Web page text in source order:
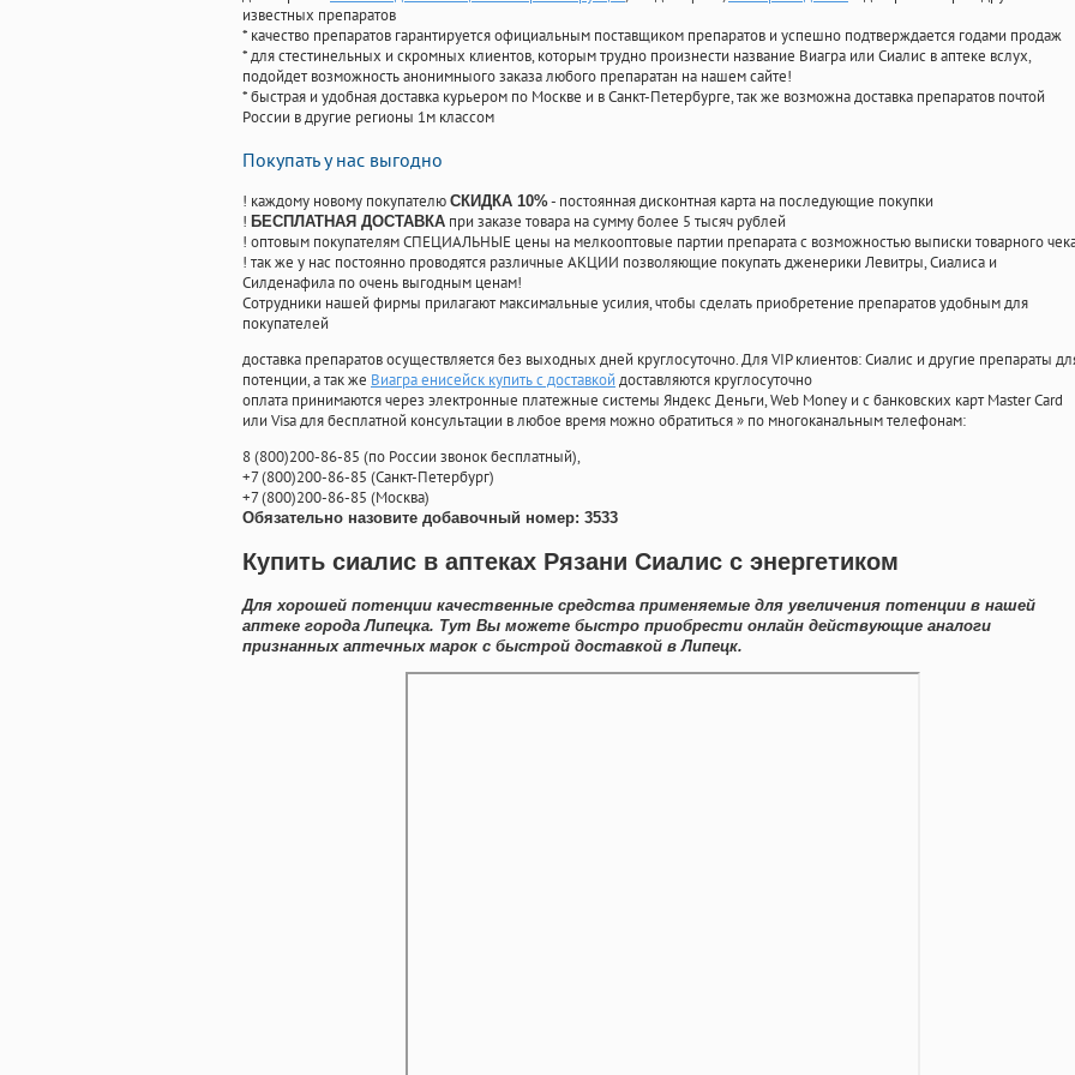
известных препаратов
* качество препаратов гарантируется официальным поставщиком препаратов и успешно подтверждается годами продаж
* для стестинельных и скромных клиентов, которым трудно произнести название Виагра или Сиалис в аптеке вслух,
подойдет возможность анонимныого заказа любого препаратан на нашем сайте!
* быстрая и удобная доставка курьером по Москве и в Санкт-Петербурге, так же возможна доставка препаратов почтой
России в другие регионы 1м классом
Покупать у нас выгодно
! каждому новому покупателю СКИДКА 10%- постоянная дисконтная карта на последующие покупки
! БЕСПЛАТНАЯ ДОСТАВКА при заказе товара на сумму более 5 тысяч рублей
! оптовым покупателям СПЕЦИАЛЬНЫЕ цены на мелкооптовые партии препарата с возможностью выписки товарного
! так же у нас постоянно проводятся различные АКЦИИ позволяющие покупать дженерики Левитры, Сиалиса и
Силденафила по очень выгодным ценам!
Cотрудники нашей фирмы прилагают максимальные усилия, чтобы сделать приобретение препаратов удобным для
покупателей
доставка препаратов осуществляется без выходных дней круглосуточно. Для VIP клиентов: Сиалис и другие препараты
потенции, а так же Виагра енисейск купить с доставкой доставляются круглосуточно
оплата принимаются через электронные платежные системы Яндекс Деньги, Web Money и с банковских карт Master Card
или Visa для бесплатной консультации в любое время можно обратиться» по многоканальным телефонам:
8(800)200-86-85 (по России звонок бесплатный),
+7(800)200-86-85 (Санкт-Петербург)
+7(800)200-86-85 (Москва)
Обязательно назовите добавочный номер: 3533
Купить сиалис в аптеках Рязани Сиалис с энергетиком
Для хорошей потенции качественные средства применяемые для увеличения потенции в нашей
аптеке города Липецка. Тут Вы можете быстро приобрести онлайн действующие аналоги
признанных аптечных марок с быстрой доставкой в Липецк.